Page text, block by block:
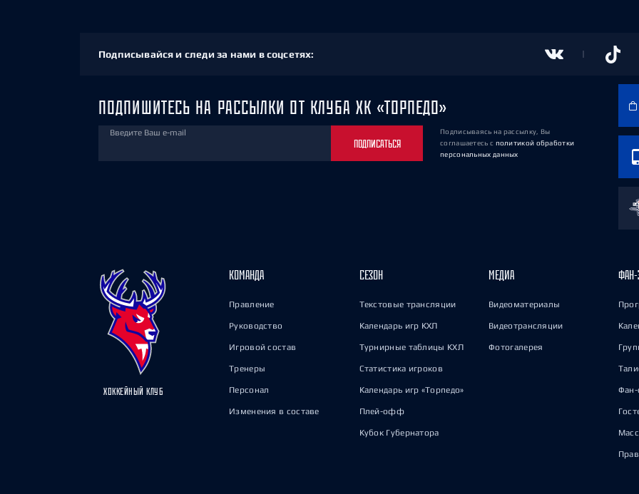
Подписывайся и следи за нами в соцсетях:
ПОДПИШИТЕСЬ НА РАССЫЛКИ ОТ КЛУБА ХК «ТОРПЕДО»
Введите Ваш e-mail
ПОДПИСАТЬСЯ
Подписываясь на рассылку, Вы
соглашаетесь с политикой обработки
персональных данных
ХОККЕЙНЫЙ КЛУБ
КОМАНДА
Правление
Руководство
Игровой состав
Тренеры
Персонал
Изменения в составе
СЕЗОН
Текстовые трансляции
Календарь игр КХЛ
Турнирные таблицы КХЛ
Статистика игроков
Календарь игр «Торпедо»
Плей-офф
Кубок Губернатора
МЕДИА
Видеоматериалы
Видеотрансляции
Фотогалерея
ФАН-
Фан-